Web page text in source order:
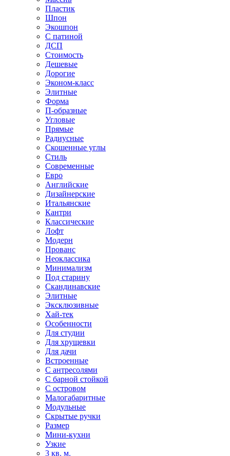
Пластик
Шпон
Экошпон
С патиной
ДСП
Стоимость
Дешевые
Дорогие
Эконом-класс
Элитные
Форма
П-образные
Угловые
Прямые
Радиусные
Скошенные углы
Стиль
Современные
Евро
Английские
Дизайнерские
Итальянские
Кантри
Классические
Лофт
Модерн
Прованс
Неоклассика
Минимализм
Под старину
Скандинавские
Элитные
Эксклюзивные
Хай-тек
Особенности
Для студии
Для хрущевки
Для дачи
Встроенные
С антресолями
С барной стойкой
С островом
Малогабаритные
Модульные
Скрытые ручки
Размер
Мини-кухни
Узкие
3 кв. м.